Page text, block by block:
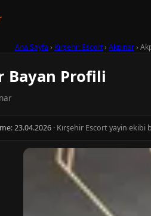
Ana Sayfa › Kırşehir Escort› Akpınar›
Bayan Profili
23.04.2026 · Kırşehir Escort yayin